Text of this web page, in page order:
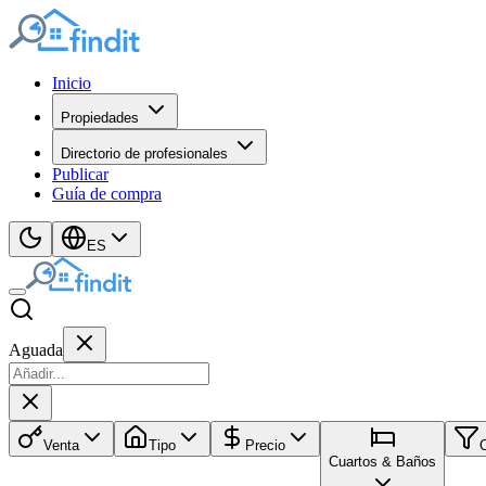
Inicio
Propiedades
Directorio de profesionales
Publicar
Guía de compra
ES
Aguada
Venta Tipo
Precio
Cuartos & Baños